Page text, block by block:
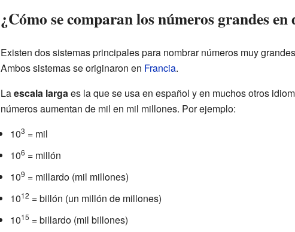
¿Cómo se comparan los números grandes
Existen dos sistemas principales para nombrar números muy
Ambos sistemas se originaron en Francia.
Laescala largaes la que se usa en español y en muchos otros
números aumentan de mil en mil millones. Por ejemplo:
103 = mil
106 = millón
109 = millardo (mil millones)
1012 = billón (un millón de millones)
1015 = billardo (mil billones)